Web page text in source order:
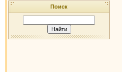
Поиск